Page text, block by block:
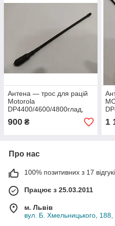
Антена — трос для рацій
Motorola
DP4400/4600/4800глад,
UHF
900 ₴
та
1
Про нас
100% позитивних з 17
Працює з 25.03.2011
м. Львів
вул. Б. Хмельницького, 188,